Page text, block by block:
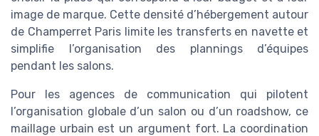
image de marque. Cette densité d’hébergement autour
de Champerret Paris limite les transferts en navette et
simplifie l’organisation des plannings d’équipes
pendant les salons.
Pour les agences de communication qui pilotent
l’organisation globale d’un salon ou d’un roadshow, ce
maillage urbain est un argument fort. La coordination